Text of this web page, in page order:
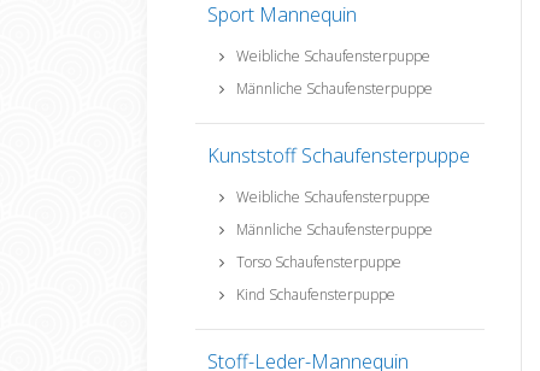
Sport Mannequin
Weibliche Schaufensterpuppe
Männliche Schaufensterpuppe
Kunststoff Schaufensterpuppe
Weibliche Schaufensterpuppe
Männliche Schaufensterpuppe
Torso Schaufensterpuppe
Kind Schaufensterpuppe
Stoff-Leder-Mannequin